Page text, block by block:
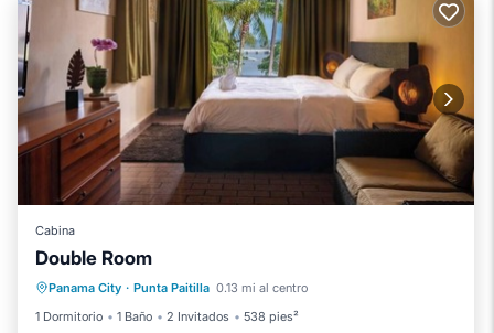
Cabina
Double Room
Panama City · Punta Paitilla 0.13 mi al centro
1 Dormitorio
1 Baño 2 Invitados 538 pies²
Balcón/Terraza
Apto para niños